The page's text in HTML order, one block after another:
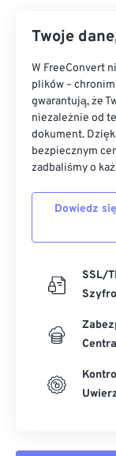
Twoje
W FreeConvert
plików –
gwarantują, że
niezależnie od
dokument.
bezpiecznym
zadbaliśmy o
Dowiedz
SSL/
Centra